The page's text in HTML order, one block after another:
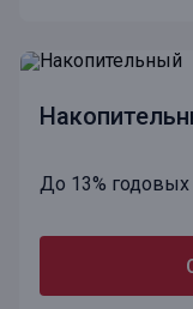
До 13% годовых